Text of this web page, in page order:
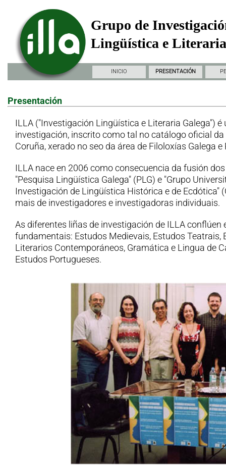
Grupo de
Lingüística e
INICIO PRESENTACIÓN
Presentación
ILLA ("Investigación Lingüística e Literaria Galega") é
investigación, inscrito como tal no catálogo oficial da
Coruña, xerado no seo da área de Filoloxías Galega e
ILLA nace en 2006 como consecuencia da fusión
"Pesquisa Lingüística Galega" (PLG) e "Grupo
Investigación de Lingüística Histórica e de Ecdótica"
mais de investigadores e investigadoras individuais.
As diferentes liñas de investigación de ILLA conflúen
fundamentais: Estudos Medievais, Estudos Teatrais,
Literarios Contemporáneos, Gramática e Lingua de
Estudos Portugueses.